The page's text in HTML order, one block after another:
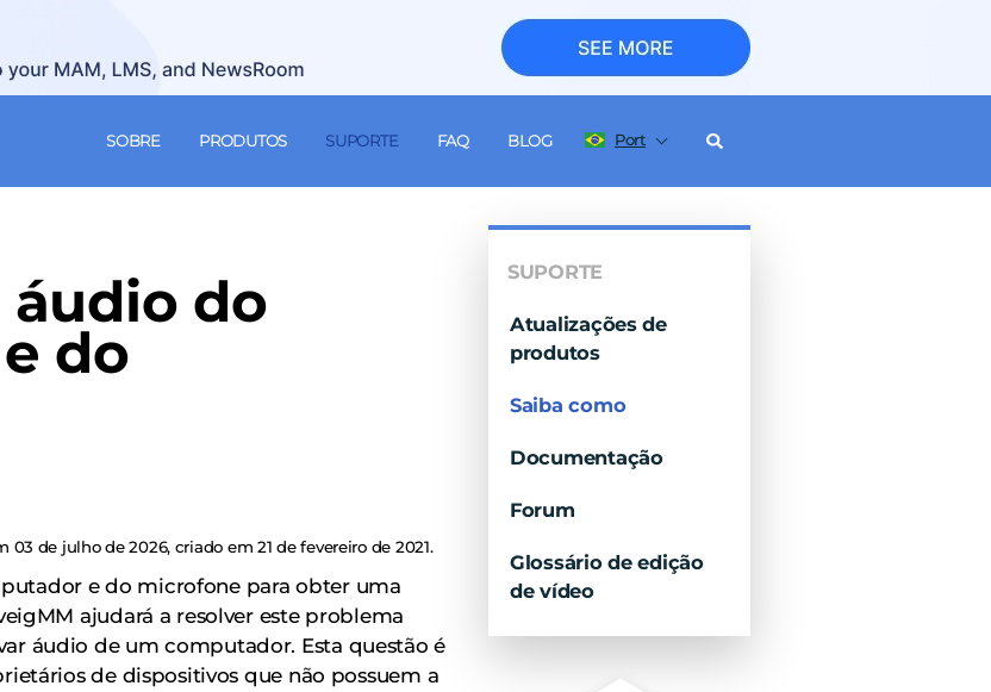
SOBRE PRODUTOS SUPORTE FAQ BLOG Port
áudio do
do
03 de julho de 2026, criado em 21 de fevereiro de 2021.
e do microfone para obter uma
ajudará a resolver este problema
áudio de um computador. Esta questão é
de dispositivos que não possuem a
SUPORTE
Atualizações de
produtos
Saiba como
Documentação
Forum
Glossário de edição
de vídeo